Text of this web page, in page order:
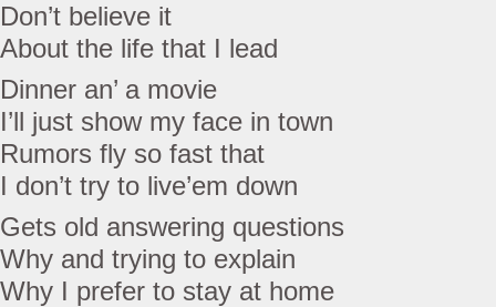
Don’t believe it
About the life that I lead
Dinner an’ a movie
I’ll just show my face in town
Rumors fly so fast that
I don’t try to live’em down
Gets old answering questions
Why and trying to explain
Why I prefer to stay at home